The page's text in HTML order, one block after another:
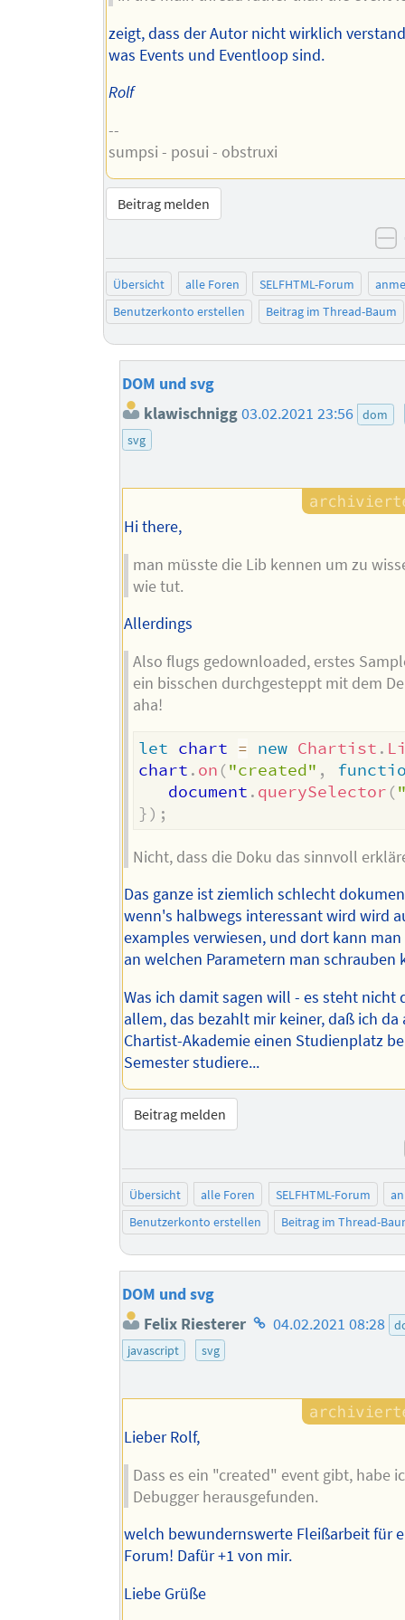
zeigt, dass der Autor nicht wirklich
was Events und Eventloop sind.
Rolf
--
sumpsi - posui - obstruxi
Beitrag melden
Übersicht alle Foren SELFHTML-Forum
Benutzerkonto erstellen
Beitrag im Thread-Baum
DOM und svg
klawischnigg03.02.2021 23:56 dom
svg
Hi there,
man müsste die Lib kennen um zu
wie tut.
Allerdings
Also flugs gedownloaded, erstes
ein bisschen durchgesteppt mit dem
aha!
let chart = new Chartist .
chart . on ("created" ,
   document
. querySelector (
}) ;
Nicht, dass die Doku das sinnvoll
Das ganze ist ziemlich schlecht
wenn's halbwegs interessant wird wird
examples verwiesen, und dort kann
an welchen Parametern man schrauben
Was ich damit sagen will - es steht nicht
allem, das bezahlt mir keiner, daß ich da
Chartist-Akademie einen Studienplatz
Semester studiere...
Beitrag melden
Übersicht alle Foren SELFHTML-Forum
Benutzerkonto erstellen
Beitrag im Thread-
DOM und svg
Felix Riesterer Homepage
04.02.2021 08:28
javascript
svg
Lieber Rolf,
Dass es ein "created" event gibt, habe
Debugger herausgefunden.
welch bewundernswerte Fleißarbeit für
Forum! Dafür +1 von mir.
Liebe Grüße